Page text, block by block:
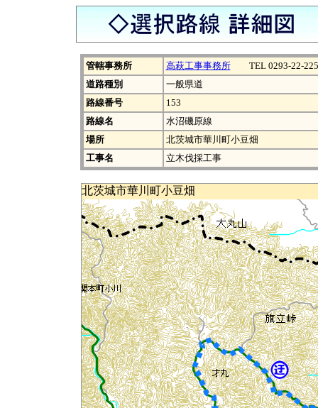
管轄事務所 高萩工事事務所TEL 0293-22-
道路種別
一般県道
路線番号
153
路線名
水沼磯原線
場所
北茨城市華川町小豆畑
工事名
立木伐採工事
北茨城市華川町小豆畑